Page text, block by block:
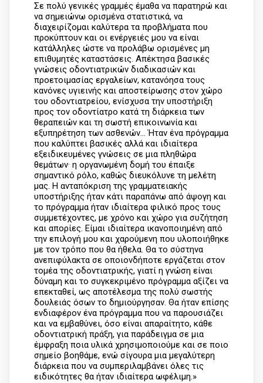
Σε πολύ γενικές γραμμές έμαθα να παρατηρώ και
να σημειώνω ορισμένα στατιστικά, να
διαχειρίζομαι καλύτερα τα προβλήματα που
προκύπτουν και οι ενέργειές μου να είναι
κατάλληλες ώστε να προλάβω ορισμένες μη
επιθυμητές καταστάσεις. Απέκτησα βασικές
γνώσεις οδοντιατρικών διαδικασιών και
προετοιμασίας εργαλείων, κατανόησα τους
κανόνες υγιεινής και αποστείρωσης στον χώρο
του οδοντιατρείου, ενίσχυσα την υποστήριξη
προς τον οδοντίατρο κατά τη διάρκεια των
θεραπειών και τη σωστή επικοινωνία και
εξυπηρέτηση των ασθενών... Ήταν ένα πρόγραμμα
που καλύπτει βασικές αλλά και ιδιαίτερα
εξειδικευμένες γνώσεις σε μια πληθώρα
θεμάτων· η οργανωμένη δομή του έπαιξε
σημαντικό ρόλο, καθώς διευκόλυνε τη μελέτη
μας. Η ανταπόκριση της γραμματειακής
υποστήριξης ήταν κάτι παραπάνω από άψογη και
το πρόγραμμα ήταν ιδιαίτερα φιλικό προς τους
συμμετέχοντες, με χρόνο και χώρο για συζήτηση
και απορίες. Είμαι ιδιαίτερα ικανοποιημένη από
την επιλογή μου και χαρούμενη που υλοποιήθηκε
με τον τρόπο που θα ήθελα. Θα το σύστηνα
ανεπιφύλακτα σε οποιονδήποτε εργάζεται στον
τομέα της οδοντιατρικής, γιατί η γνώση είναι
δύναμη και το συγκεκριμένο πρόγραμμα αξίζει να
επεκταθεί, ως αποτέλεσμα της πολύ σωστής
δουλειάς όσων το δημιούργησαν. Θα ήταν επίσης
ενδιαφέρον ένα πρόγραμμα που να παρουσιάζει
και να εμβαθύνει, όσο είναι απαραίτητο, κάθε
οδοντιατρική πράξη, για παράδειγμα σε μια
έμφραξη ποια υλικά χρησιμοποιούμε και σε ποιο
σημείο βοηθάμε, ενώ σίγουρα μια μεγαλύτερη
διάρκεια που να συμπεριλαμβάνει όλες τις
ειδικότητες θα ήταν ιδιαίτερα ωφέλιμη.»